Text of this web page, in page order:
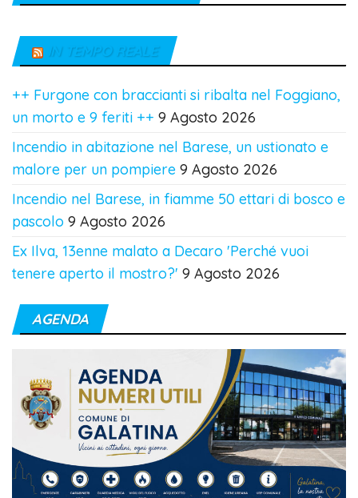
IN TEMPO REALE
++ Furgone con braccianti si ribalta nel Foggiano,
un morto e 9 feriti ++ 9 Agosto 2026
Incendio in abitazione nel Barese, un ustionato e
malore per un pompiere 9 Agosto 2026
Incendio nel Barese, in fiamme 50 ettari di bosco e
pascolo 9 Agosto 2026
Ex Ilva, 13enne malato a Decaro 'Perché vuoi
tenere aperto il mostro?' 9 Agosto 2026
AGENDA